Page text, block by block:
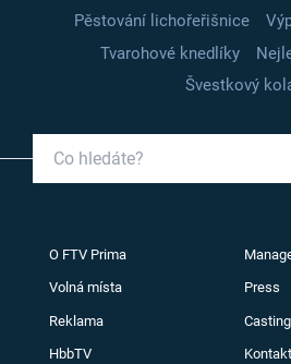
Pěstování lichořeřišnice
Tvarohové knedlíky
Švestkový
O FTV Prima
Volná místa Press
Reklama
HbbTV